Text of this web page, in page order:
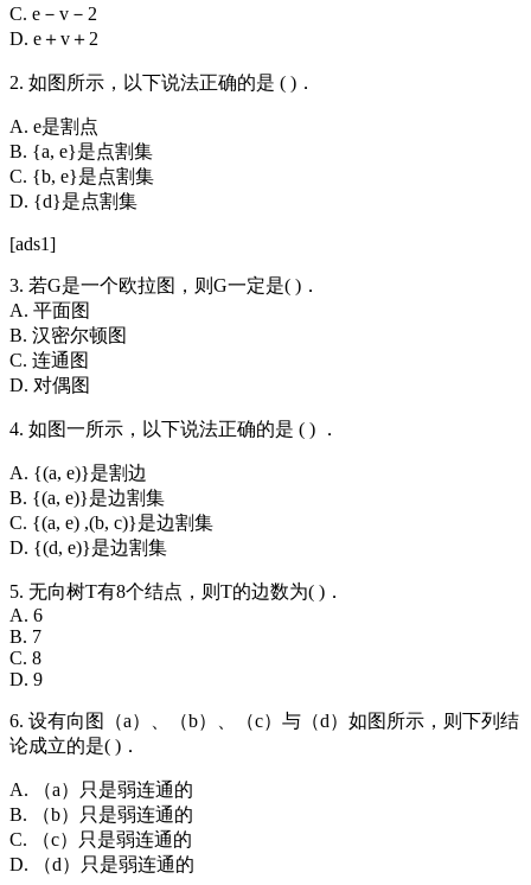
C. e－v－2
D. e＋v＋2
2. 如图所示，以下说法正确的是 ( )．
A. e是割点
B. {a, e}是点割集
C. {b, e}是点割集
D. {d}是点割集
[ads1]
3. 若G是一个欧拉图，则G一定是( )．
A. 平面图
B. 汉密尔顿图
C. 连通图
D. 对偶图
4. 如图一所示，以下说法正确的是 ( ) ．
A. {(a, e)}是割边
B. {(a, e)}是边割集
C. {(a, e) ,(b, c)}是边割集
D. {(d, e)}是边割集
5. 无向树T有8个结点，则T的边数为( )．
A. 6
B. 7
C. 8
D. 9
6. 设有向图（a）、（b）、（c）与（d）如图所示，则下列结
论成立的是( )．
A. （a）只是弱连通的
B. （b）只是弱连通的
C. （c）只是弱连通的
D. （d）只是弱连通的